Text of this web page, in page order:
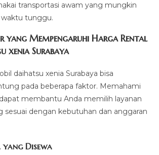
transportasi awam yang mungkin
tunggu.
Mempengaruhi Harga Rental
xenia Surabaya
daihatsu xenia Surabaya bisa
pada beberapa faktor. Memahami
membantu Anda memilih layanan
sesuai dengan kebutuhan dan anggaran
Disewa